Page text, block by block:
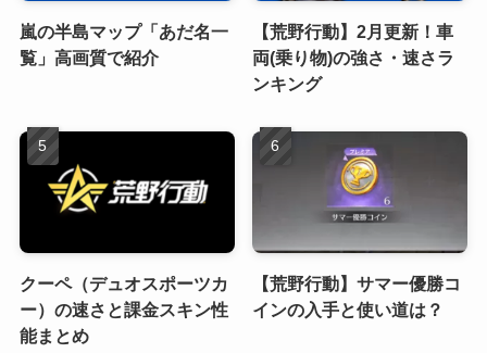
嵐の半島マップ「あだ名一
覧」高画質で紹介
【荒野行動】2月更新！車
両(乗り物)の強さ・速さラ
ンキング
クーペ（デュオスポーツカ
ー）の速さと課金スキン性
能まとめ
【荒野行動】サマー優勝コ
インの入手と使い道は？